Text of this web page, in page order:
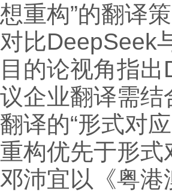
想重构”的翻译
对比DeepSeek
目的论视角指
议企业翻译需
翻译的“形式对
重构优先于形式
邓沛宜以《粤